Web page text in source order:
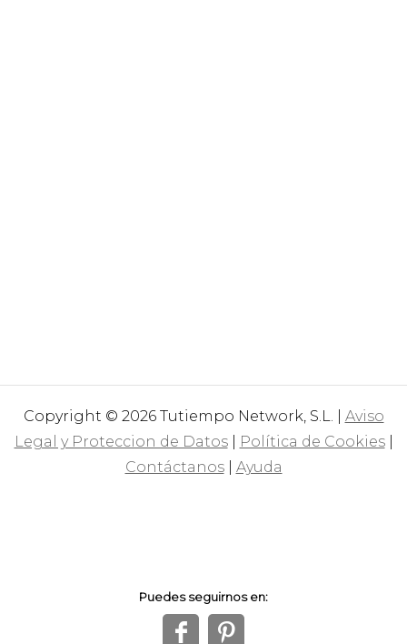
Copyright © 2026 Tutiempo Network, S.L. | Aviso
Legal y Proteccion de Datos| Política de Cookies|
Contáctanos| Ayuda
Puedes seguirnos en:
f 1